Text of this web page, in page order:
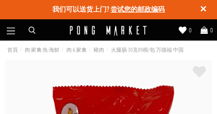
✕
我们可以送货上门?尝试您的邮政编码
0
0
首頁 肉-家禽-魚-海鮮 肉 & 家禽 豬肉 火腿肠 30克X9根/包 万德福 中国